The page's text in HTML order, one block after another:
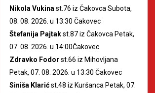
Nikola Vukina st.76 iz Čakovca Subota,
08. 08. 2026. u 13:30 Čakovec
Štefanija Pajtakst.87 iz Čakovca Petak,
07. 08. 2026. u 14:00Čakovec
Zdravko Fodor st.66 iz Mihovljana
Petak, 07. 08. 2026. u 13:30 Čakovec
Siniša Klarićst.48 iz Kuršanca Petak, 07.